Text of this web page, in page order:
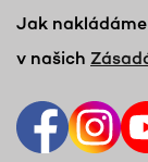
Jak
v našich